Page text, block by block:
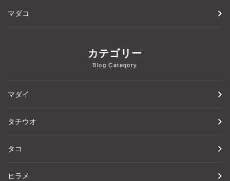
マダコ
カテゴリー
Blog Category
マダイ
タチウオ
タコ
ヒラメ